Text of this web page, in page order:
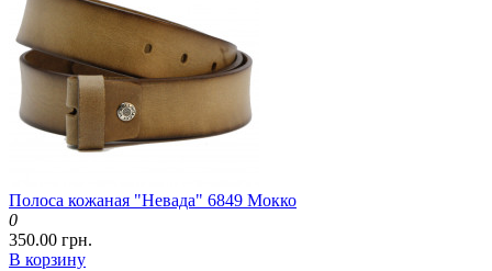
Полоса кожаная "Невада" 6849 Мокко
0
350.00 грн.
В корзину